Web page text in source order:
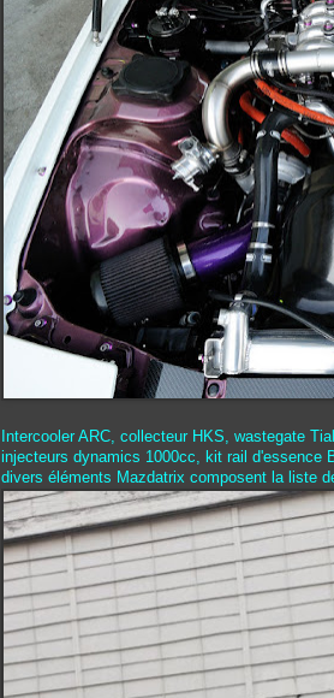
Intercooler ARC, collecteur HKS, wastegate
injecteurs dynamics 1000cc, kit rail d'essence
divers éléments Mazdatrix composent la liste